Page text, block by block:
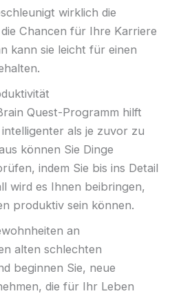
wirklich die
Chancen für Ihre Karriere
kann sie leicht für einen
Quest-Programm hilft
als je zuvor zu
können Sie Dinge
indem Sie bis ins Detail
wird es Ihnen beibringen,
produktiv sein können.
an
alten schlechten
beginnen Sie, neue
die für Ihr Leben